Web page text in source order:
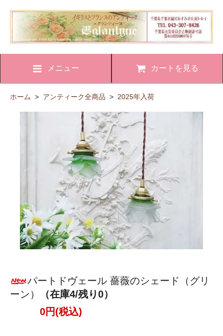
メニュー カートを見る
ホーム > アンティーク全商品 > 2025年入荷
パートドヴェール 薔薇のシェード（グリ
ーン）
（在庫4/残り0）
0円(税込)